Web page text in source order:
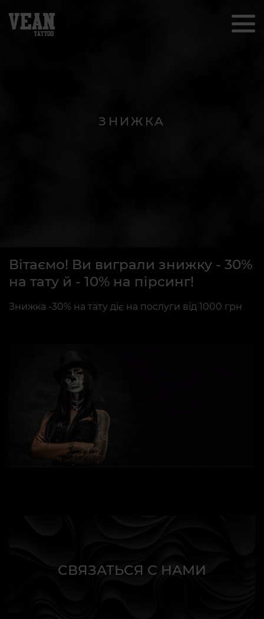
ЗНИЖКА
Вітаємо! Ви виграли знижку - 30%
на тату й - 10% на пірсинг!
Знижка -30% на тату діє на послуги від 1000 грн
СВЯЗАТЬСЯ С НАМИ